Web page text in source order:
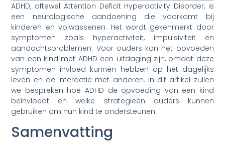
ADHD, oftewel Attention Deficit Hyperactivity Disorder, is
een neurologische aandoening die voorkomt bij
kinderen en volwassenen. Het wordt gekenmerkt door
symptomen zoals hyperactiviteit, impulsiviteit en
aandachtsproblemen. Voor ouders kan het opvoeden
van een kind met ADHD een uitdaging zijn, omdat deze
symptomen invloed kunnen hebben op het dagelijks
leven en de interactie met anderen. In dit artikel zullen
we bespreken hoe ADHD de opvoeding van een kind
beïnvloedt en welke strategieën ouders kunnen
gebruiken om hun kind te ondersteunen.
Samenvatting